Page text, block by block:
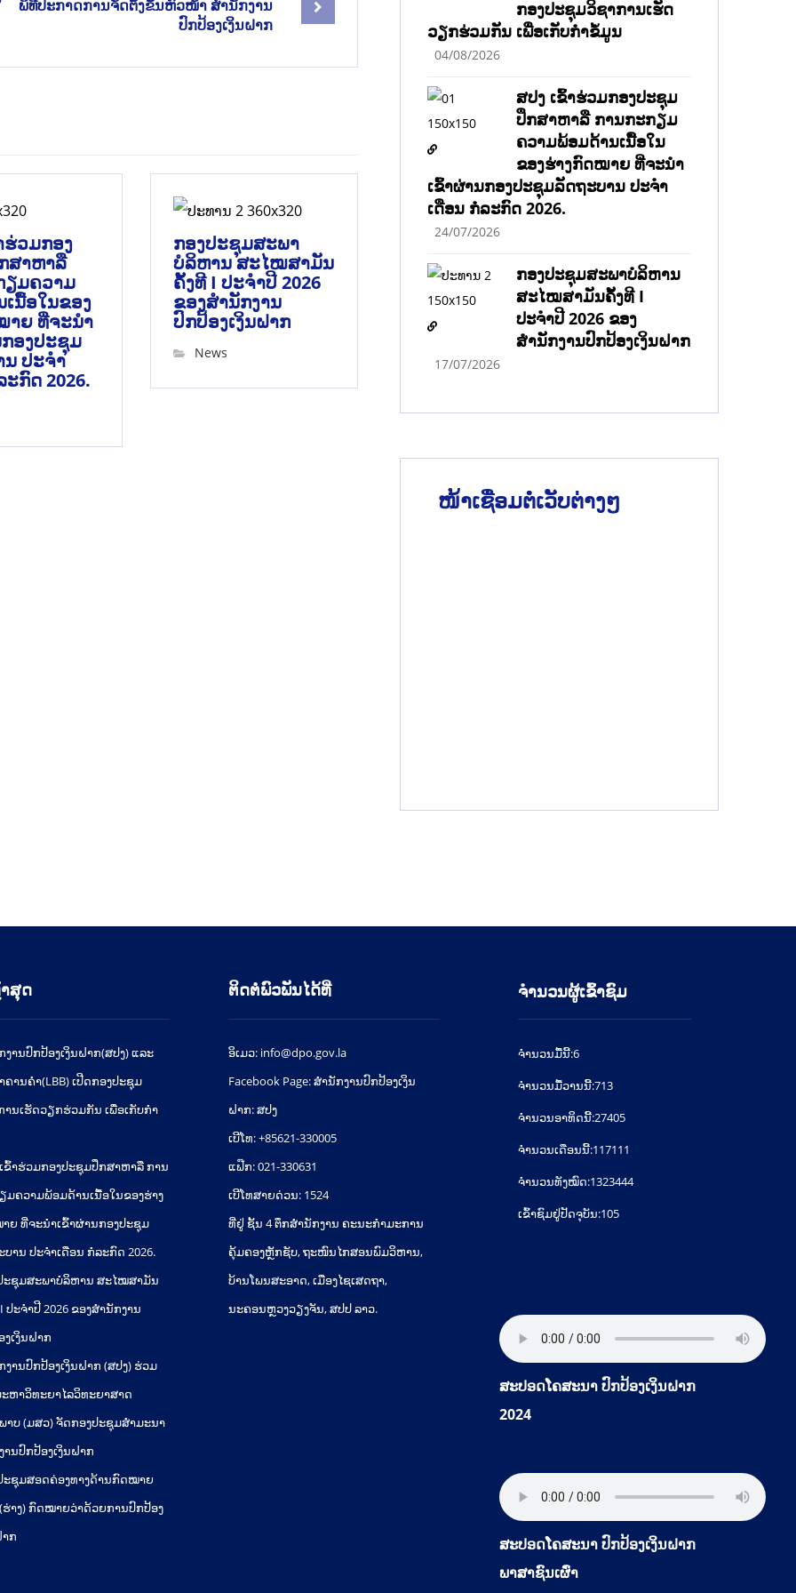
ພິທີປະກາດການຈັດຕັ້ງຂັ້ນຫົວໜ້າ ສໍານັກງານ
ປົກປ້ອງເງິນຝາກ
ຮ່ວມກອງ
ສາຫາລື
ຽມຄວາມ
ນື້ອໃນຂອງ
າຍ ທີ່ຈະນໍາ
ອງປະຊຸມ
ປະຈໍາ
ະກົດ 2026.
ກອງປະຊຸມສະພາ
ບໍລິຫານ ສະໄໝສາມັນ
ຄັ້ງທີ I ປະຈຳປີ 2026
ຂອງສຳນັກງານ
ປົກປ້ອງເງິນຝາກ
News
ກອງປະຊຸມວິຊາການເຮັດ
ວຽກຮ່ວມກັນ ເພື່ອເກັບກຳຂໍ້ມູນ
04/08/2026
ສປງ ເຂົ້າຮ່ວມກອງປະຊຸມ
ປຶກສາຫາລື ການກະກຽມ
ຄວາມພ້ອມດ້ານເນື້ອໃນ
ຂອງຮ່າງກົດໝາຍ ທີ່ຈະນໍາ
ເຂົ້າຜ່ານກອງປະຊຸມລັດຖະບານ ປະຈໍາ
ເດືອນ ກໍລະກົດ 2026.
24/07/2026
ກອງປະຊຸມສະພາບໍລິຫານ
ສະໄໝສາມັນຄັ້ງທີ I
ປະຈຳປີ 2026 ຂອງ
ສຳນັກງານປົກປ້ອງເງິນຝາກ
17/07/2026
ໜ້າເຊື່ອມຕໍ່ເວັບຕ່າງໆ
ສຸດ
ງານປົກປ້ອງເງິນຝາກ(ສປງ) ແລະ
ຄານຄຳ(LBB) ເປີດກອງປະຊຸມ
ານເຮັດວຽກຮ່ວມກັນ ເພື່ອເກັບກຳ
ຂົ້າຮ່ວມກອງປະຊຸມປຶກສາຫາລື ການ
ມຄວາມພ້ອມດ້ານເນື້ອໃນຂອງຮ່າງ
ຍ ທີ່ຈະນໍາເຂົ້າຜ່ານກອງປະຊຸມ
ບານ ປະຈໍາເດືອນ ກໍລະກົດ 2026.
ະຊຸມສະພາບໍລິຫານ ສະໄໝສາມັນ
ປະຈຳປີ 2026 ຂອງສຳນັກງານ
ງເງິນຝາກ
ງານປົກປ້ອງເງິນຝາກ (ສປງ) ຮ່ວມ
ຫາວິທະຍາໄລວິທະຍາສາດ
າບ (ມສວ) ຈັດກອງປະຊຸມສຳມະນາ
ານປົກປ້ອງເງິນຝາກ
ະຊຸມສອດຄ່ອງທາງດ້ານກົດໝາຍ
ຮ່າງ) ກົດໝາຍວ່າດ້ວຍການປົກປ້ອງ
າກ
ຕິດຕໍ່ພົວພັນໄດ້ທີ່
ອິເມວ: info@dpo.gov.la
Facebook Page: ສໍານັກງານປົກປ້ອງເງິນ
ຝາກ: ສປງ
ເບີໂທ: +85621-330005
ແຟ໊ກ: 021-330631
ເບີໂທສາຍດ່ວນ: 1524
ທີ່ຢູ່ ຊັ້ນ 4 ຕຶກສຳນັກງານ ຄະນະກຳມະການ
ຄຸ້ມຄອງຫຼັກຊັບ, ຖະໜົນໄກສອນພົມວິຫານ,
ບ້ານໂພນສະອາດ, ເມືອງໄຊເສດຖາ,
ນະຄອນຫຼວງວຽງຈັນ, ສປປ ລາວ.
ຈຳນວນຜູ້ເຂົ້າຊົມ
ຈໍານວນມື້ນີ້:6
ຈໍານວນມື້ວານນີ້:713
ຈໍານວນອາທິດນີ້:27405
ຈໍານວນເດືອນນີ້:117111
ຈຳນວນທັງໝົດ:1323444
ເຂົ້າຊົມຢູ່ປັດຈຸບັນ:105
ສະປອດໂຄສະນາ ປົກປ້ອງເງິນຝາກ
2024
ສະປອດໂຄສະນາ ປົກປ້ອງເງິນຝາກ
ພາສາຊົນເຜົ່າ